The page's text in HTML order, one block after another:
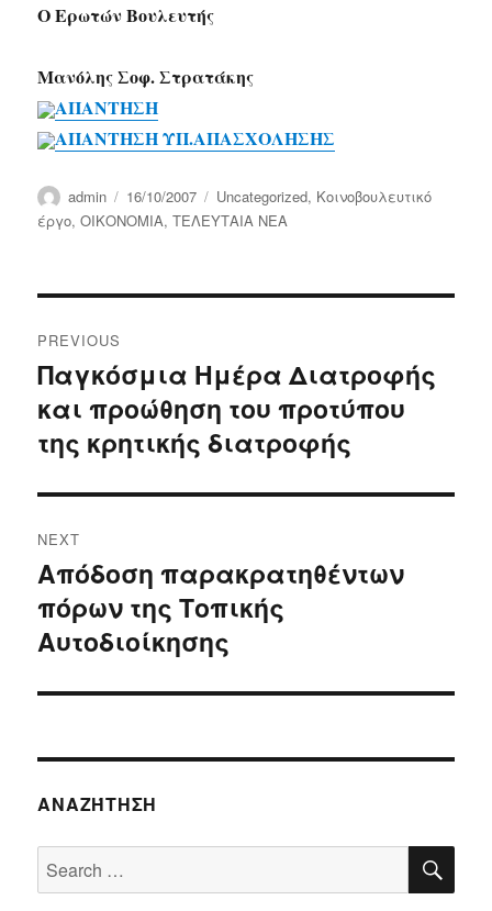
Ο Ερωτών Βουλευτής
Μανόλης Σοφ. Στρατάκης
ΑΠΑΝΤΗΣΗ
ΑΠΑΝΤΗΣΗ ΥΠ.ΑΠΑΣΧΟΛΗΣΗΣ
Author
admin
Posted
on
16/10/2007 Categories
Uncategorized, Κοινοβουλευτικό
έργο,ΟΙΚΟΝΟΜΙΑ,ΤΕΛΕΥΤΑΙΑ ΝΕΑ
navigation
PREVIOUS
Previous
post:
Παγκόσμια Ημέρα Διατροφής
και προώθηση του προτύπου
της κρητικής διατροφής
NEXT
Next
post:
Απόδοση παρακρατηθέντων
πόρων της Τοπικής
Αυτοδιοίκησης
ΑΝΑΖΉΤΗΣΗ
Search
for: